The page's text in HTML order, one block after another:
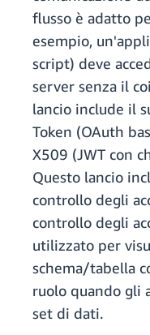
flusso è adatto
esempio,
script) deve
server senza il
lancio include il
Token (OAuth
X509 (JWT con
Questo lancio
controllo degli
controllo degli
utilizzato per
schema/tabella
ruolo quando gli
set di dati.